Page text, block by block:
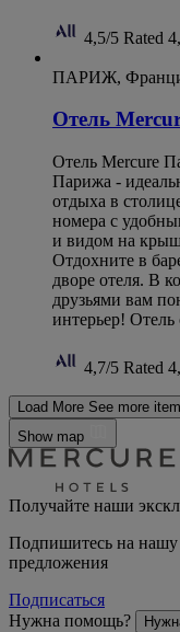
4,5/5 Rated
ПАРИЖ,
Отель
Отель Mercure
Парижа -
отдыха в
номера с
и видом на
Отдохните в
дворе отеля. В
друзьями вам
интерьер! Отель
4,7/5 Rated
Load More See more
Show map
Получайте наши
Подпишитесь на нашу
предложения
Подписаться
Нужна помощь?